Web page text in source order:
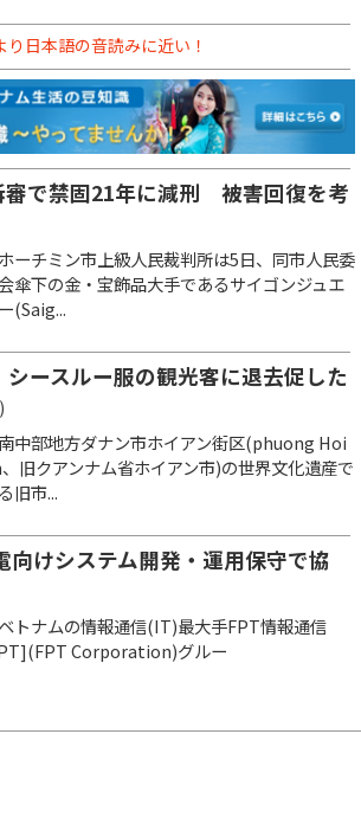
日本語の音読みに近い！
審で禁固21年に減刑 被害回復を考
ーチミン市上級人民裁判所は5日、同市人民委
傘下の金・宝飾品大手であるサイゴンジュエ
(Saig...
ースルー服の観光客に退去促した
中部地方ダナン市ホイアン街区(phuong Hoi
旧クアンナム省ホイアン市)の世界文化遺産で
旧市...
向けシステム開発・運用保守で協
トナムの情報通信(IT)最大手FPT情報通信
Corporation)グルー